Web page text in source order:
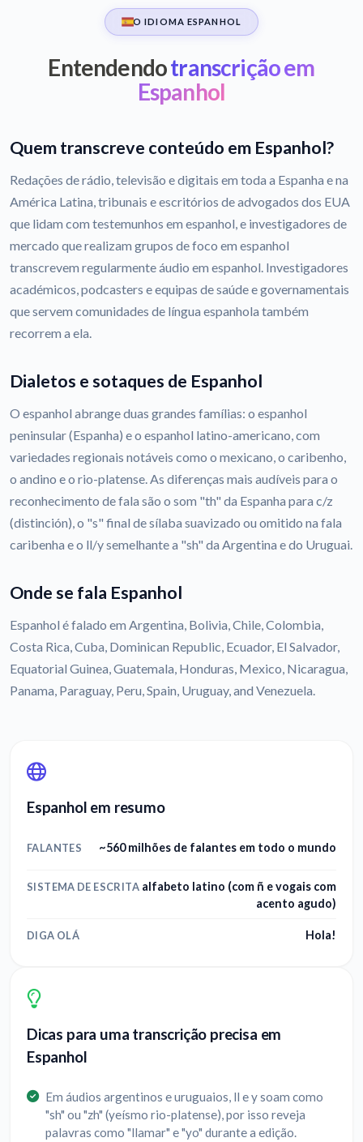
O IDIOMA ESPANHOL
Entendendotranscrição em
Espanhol
Quem transcreve conteúdo em Espanhol?
Redações de rádio, televisão e digitais em toda a Espanha e na
América Latina, tribunais e escritórios de advogados dos EUA
que lidam com testemunhos em espanhol, e investigadores de
mercado que realizam grupos de foco em espanhol
transcrevem regularmente áudio em espanhol. Investigadores
académicos, podcasters e equipas de saúde e governamentais
que servem comunidades de língua espanhola também
recorrem a ela.
Dialetos e sotaques de Espanhol
O espanhol abrange duas grandes famílias: o espanhol
peninsular (Espanha) e o espanhol latino-americano, com
variedades regionais notáveis como o mexicano, o caribenho,
o andino e o rio-platense. As diferenças mais audíveis para o
reconhecimento de fala são o som "th" da Espanha para c/z
(distinción), o "s" final de sílaba suavizado ou omitido na fala
caribenha e o ll/y semelhante a "sh" da Argentina e do Uruguai.
Onde se fala Espanhol
Espanhol é falado em Argentina, Bolivia, Chile, Colombia,
Costa Rica, Cuba, Dominican Republic, Ecuador, El Salvador,
Equatorial Guinea, Guatemala, Honduras, Mexico, Nicaragua,
Panama, Paraguay, Peru, Spain, Uruguay, and Venezuela.
Espanhol em resumo
FALANTES ~560 milhões de falantes em todo o mundo
SISTEMA DE ESCRITA alfabeto latino (com ñ e vogais com
acento agudo)
DIGA OLÁ Hola!
Dicas para uma transcrição precisa em
Espanhol
Em áudios argentinos e uruguaios, ll e y soam como
"sh" ou "zh" (yeísmo rio-platense), por isso reveja
palavras como "llamar" e "yo" durante a edição.